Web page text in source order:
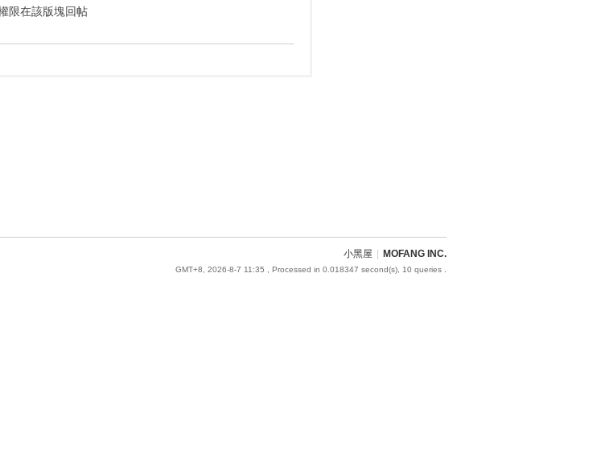
索
限在該版塊回帖
小黑屋 MOFANG INC.
GMT+8, 2026-8-7 11:35 , Processed in 0.018347 second(s), 10 queries .